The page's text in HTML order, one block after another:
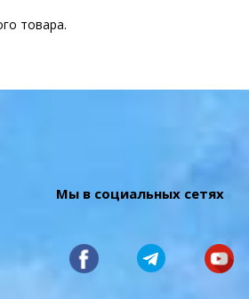
товара.
Мы в социальных сетях